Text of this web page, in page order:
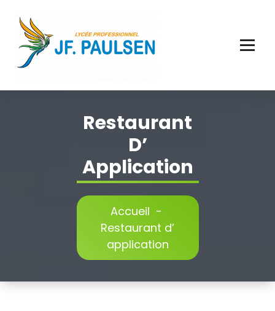
contenu
Restaurant
D’
Application
Accueil -
Restaurant d’
application